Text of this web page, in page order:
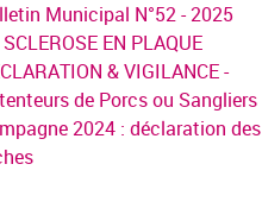
Municipal N°52 - 2025
EN PLAQUE
& VIGILANCE -
de Porcs ou Sangliers
2024 : déclaration des